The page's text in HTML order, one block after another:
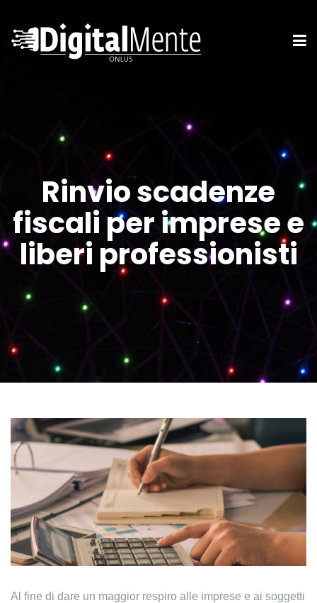
Rinvio scadenze
fiscali per imprese e
liberi professionisti
Al fine di dare un maggior respiro alle imprese e ai soggetti